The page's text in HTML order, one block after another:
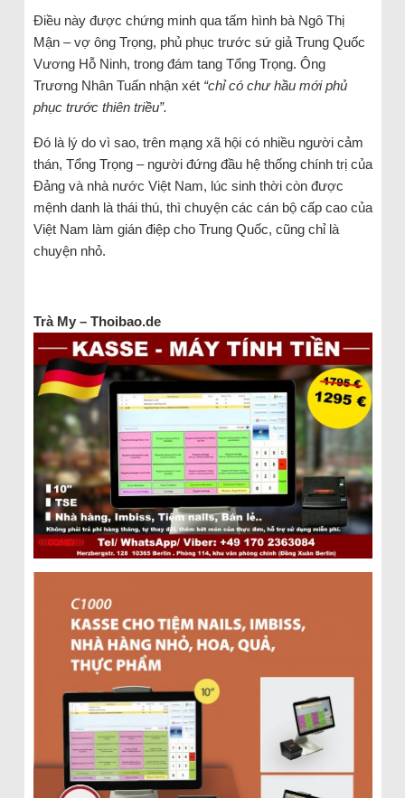
Điều này được chứng minh qua tấm hình bà Ngô Thị
Mận – vợ ông Trọng, phủ phục trước sứ giả Trung Quốc
Vương Hỗ Ninh, trong đám tang Tổng Trọng. Ông
Trương Nhân Tuấn nhận xét“chỉ có chư hầu mới phủ
phục trước thiên triều”.
Đó là lý do vì sao, trên mạng xã hội có nhiều người cảm
thán, Tổng Trọng – người đứng đầu hệ thống chính trị của
Đảng và nhà nước Việt Nam, lúc sinh thời còn được
mệnh danh là thái thú, thì chuyện các cán bộ cấp cao của
Việt Nam làm gián điệp cho Trung Quốc, cũng chỉ là
chuyện nhỏ.
Trà My – Thoibao.de